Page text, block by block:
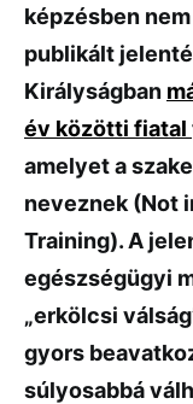
képzésben
publikált
Királyságban
év közötti fiatal
amelyet a
neveznek (Not
Training). A
egészségügyi
„erkölcsi
gyors
súlyosabbá